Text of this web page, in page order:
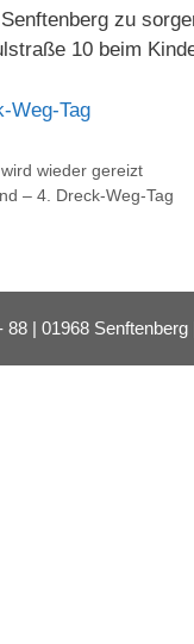
zu
10 beim
wieder gereizt
– 4. Dreck-Weg-Tag
| 01968 Senftenberg